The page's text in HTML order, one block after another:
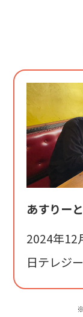
あすりー
2024年12
日テレジ